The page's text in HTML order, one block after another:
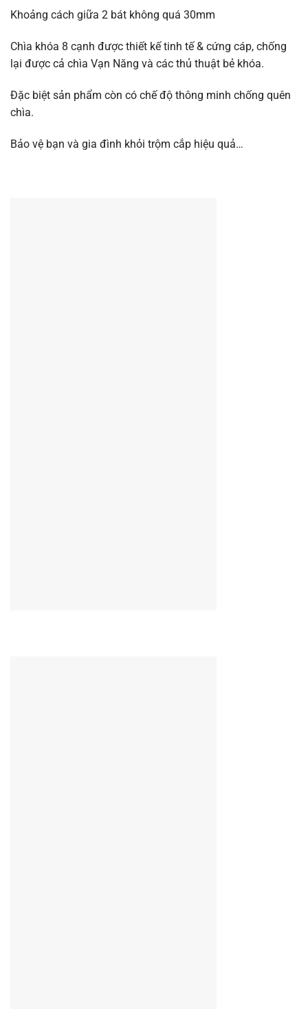
Khoảng cách giữa 2 bát không quá 30mm
Chìa khóa 8 cạnh được thiết kế tinh tế & cứng cáp, chống
lại được cả chìa Vạn Năng và các thủ thuật bẻ khóa.
Đặc biệt sản phẩm còn có chế độ thông minh chống quên
chìa.
Bảo vệ bạn và gia đình khỏi trộm cắp hiệu quả…